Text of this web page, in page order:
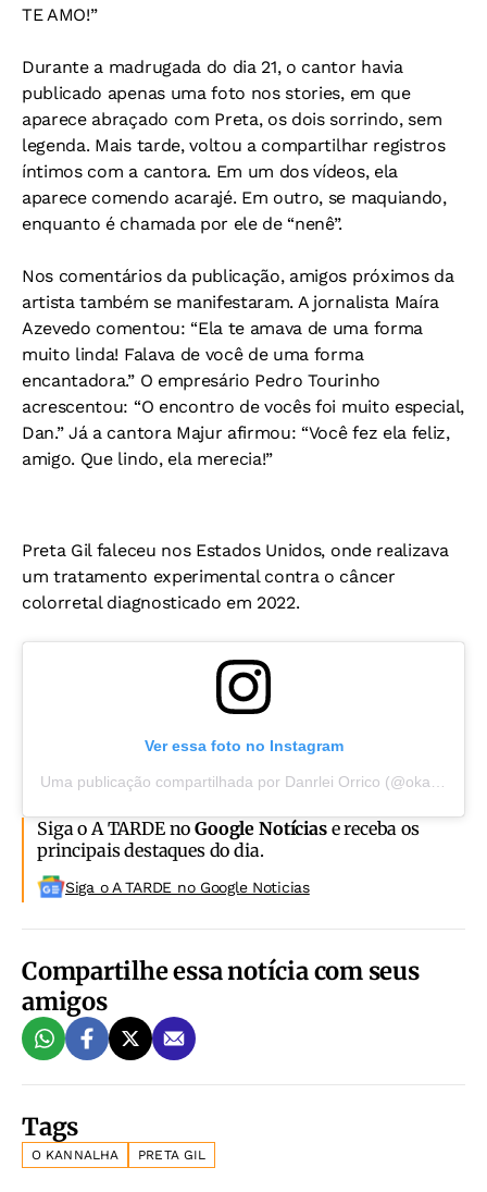
TE AMO!”
Durante a madrugada do dia 21, o cantor havia
publicado apenas uma foto nos stories, em que
aparece abraçado com Preta, os dois sorrindo, sem
legenda. Mais tarde, voltou a compartilhar registros
íntimos com a cantora. Em um dos vídeos, ela
aparece comendo acarajé. Em outro, se maquiando,
enquanto é chamada por ele de “nenê”.
Nos comentários da publicação, amigos próximos da
artista também se manifestaram. A jornalista Maíra
Azevedo comentou: “Ela te amava de uma forma
muito linda! Falava de você de uma forma
encantadora.” O empresário Pedro Tourinho
acrescentou: “O encontro de vocês foi muito especial,
Dan.” Já a cantora Majur afirmou: “Você fez ela feliz,
amigo. Que lindo, ela merecia!”
Preta Gil faleceu nos Estados Unidos, onde realizava
um tratamento experimental contra o câncer
colorretal diagnosticado em 2022.
Ver essa foto no Instagram
Siga o A TARDE noGoogle Notíciase receba os
principais destaques do dia.
Siga o A TARDE no Google Noticias
Compartilhe essa notícia com seus
amigos
Tags
O KANNALHA PRETA GIL